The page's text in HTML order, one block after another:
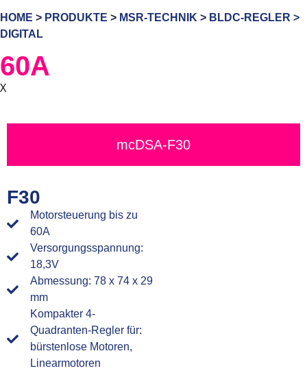
HOME > PRODUKTE > MSR-TECHNIK > BLDC-REGLER >
DIGITAL
60A
X
mcDSA-F30
F30
Motorsteuerung bis zu
60A
Versorgungsspannung:
18,3V
Abmessung: 78 x 74 x 29
mm
Kompakter 4-
Quadranten-Regler für:
bürstenlose Motoren,
Linearmotoren